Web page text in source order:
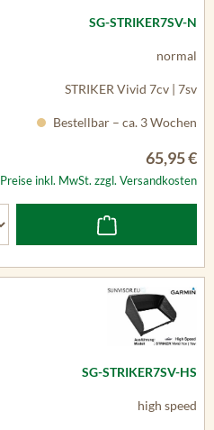
SG-STRIKER7SV-N
normal
STRIKER Vivid 7cv | 7sv
Bestellbar – ca. 3 Wochen
65,95 €
Preise inkl. MwSt. zzgl. Versandkosten
SG-STRIKER7SV-HS
high speed